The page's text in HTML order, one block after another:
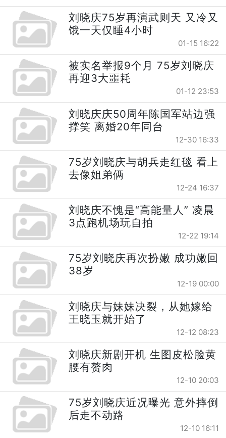
刘晓庆75岁再演武则天 又冷又
饿一天仅睡4小时
01-15 16:22
被实名举报9个月 75岁刘晓庆
再迎3大噩耗
01-12 23:53
刘晓庆庆50周年陈国军站边强
撑笑 离婚20年同台
12-30 16:33
75岁刘晓庆与胡兵走红毯 看上
去像姐弟俩
12-24 16:37
刘晓庆不愧是“高能量人” 凌晨
3点跑机场玩自拍
12-22 19:14
75岁刘晓庆再次扮嫩 成功嫩回
38岁
12-19 00:00
刘晓庆与妹妹决裂，从她嫁给
王晓玉就开始了
12-12 08:23
刘晓庆新剧开机 生图皮松脸黄
腰有赘肉
12-10 20:03
75岁刘晓庆近况曝光 意外摔倒
后走不动路
12-10 16:11